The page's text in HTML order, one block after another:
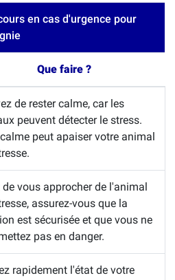
en cas d'urgence pour
Que faire ?
de rester calme, car les
peuvent détecter le stress.
peut apaiser votre animal
vous approcher de l'animal
assurez-vous que la
est sécurisée et que vous ne
pas en danger.
rapidement l'état de votre